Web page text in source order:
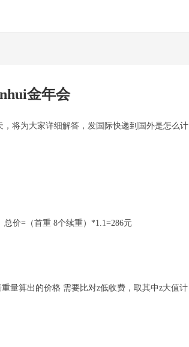
金年会
将为大家详细解答，发国际快递到国外是怎么计
价=（首重 8个续重）*1.1=286元
量算出的价格 需要比对z低收费，取其中z大值计